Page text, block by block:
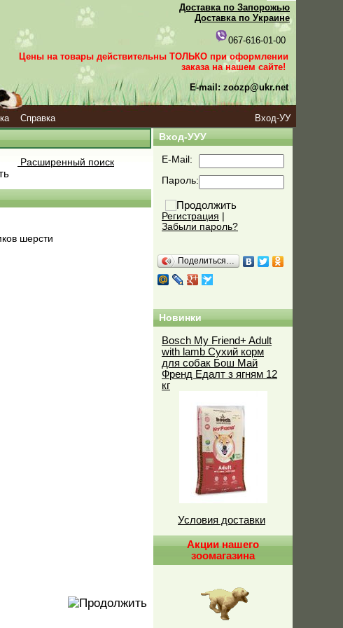
Доставка по Запорожью
Доставка по Украине
067-616-01-00
Цены на товары действительны ТОЛЬКО при оформлении
заказа на нашем сайте!
E-mail: zoozp@ukr.net
Справка
Вход-УУ
Расширенный поиск
шерсти
Вход-УУУ
E-Mail:
Пароль:
Регистрация
Забыли пароль?
Поделиться…
Новинки
Bosch My Friend+ Adult
with lamb Сухий корм
для собак Бош Май
Френд Едалт з ягням 12
кг
Условия доставки
Акции нашего
зоомагазина